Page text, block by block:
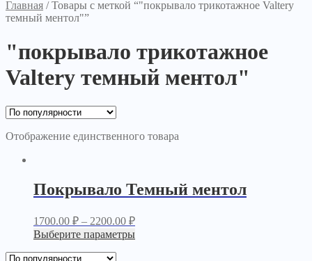
Главная /Товары с меткой “"покрывало трикотажное Valtery
темный ментол"”
"покрывало трикотажное
Valtery темный ментол"
Отображение единственного товара
Покрывало Темный ментол
1700.00 ₽ – 2200.00 ₽
Выберите параметры